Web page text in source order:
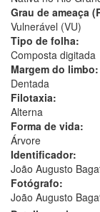
Grau de ameaça
Vulnerável (VU)
Tipo de folha:
Composta digitada
Margem do limbo:
Dentada
Filotaxia:
Alterna
Forma de vida:
Árvore
Identificador:
João Augusto
Fotógrafo:
João Augusto